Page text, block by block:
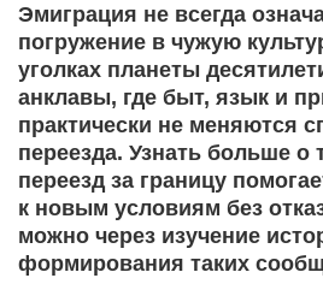
Эмиграция не всегда
погружение в чужую
уголках планеты
анклавы, где быт, язык и
практически не меняются
переезда. Узнать больше о
переезд за границу
к новым условиям без
можно через изучение
формирования таких